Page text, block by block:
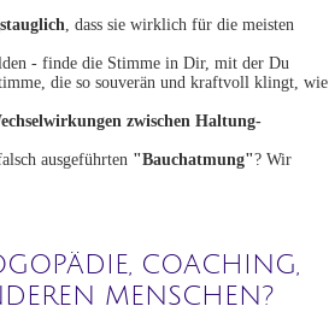
, dass sie wirklich für die meisten
- finde die Stimme in Dir, mit der Du
die so souverän und kraftvoll klingt, wie
zwischen Haltung-
ausgeführten "Bauchatmung"? Wir
COACHING,
MENSCHEN?